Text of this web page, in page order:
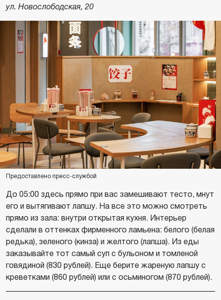
ул. Новослободская, 20
Предоставлено пресс-службой
До 05:00 здесь прямо при вас замешивают тесто, мнут
его и вытягивают лапшу. На все это можно смотреть
прямо из зала: внутри открытая кухня. Интерьер
сделали в оттенках фирменного ламьена: белого (белая
редька), зеленого (кинза) и желтого (лапша). Из еды
заказывайте тот самый суп с бульоном и томленой
говядиной (830 рублей). Еще берите жареную лапшу с
креветками (860 рублей) или с осьминогом (870 рублей).